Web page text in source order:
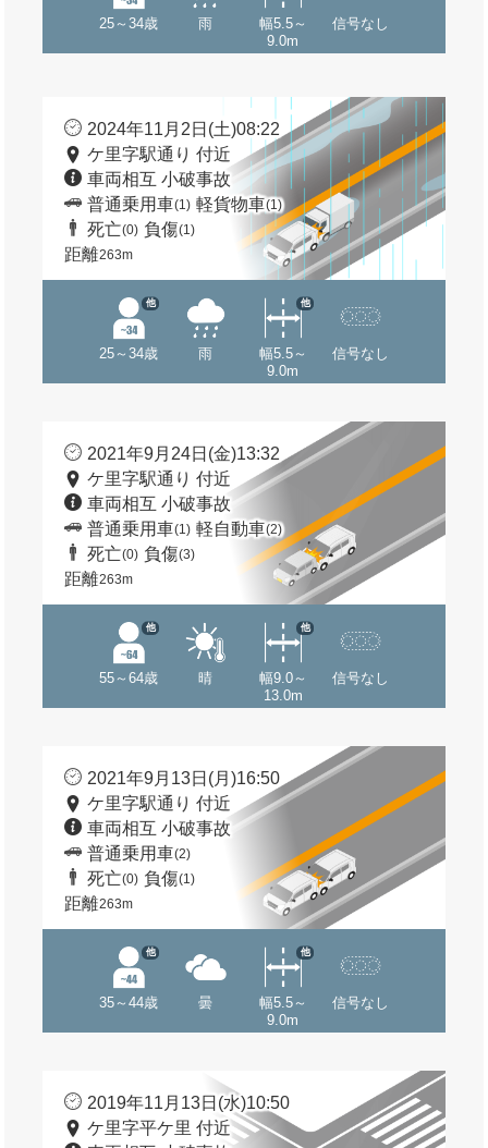
25～34歳 雨
幅5.5～
9.0m
信号なし
2024年11月2日(土)08:22
ケ里字駅通り 付近
車両相互 小破事故
普通乗用車(1) 軽貨物車(1)
死亡(0) 負傷(1)
距離263m
25～34歳
他
雨
幅5.5～
9.0m
他
信号なし
2021年9月24日(金)13:32
ケ里字駅通り 付近
車両相互 小破事故
普通乗用車(1) 軽自動車(2)
死亡(0) 負傷(3)
距離263m
55～64歳
他
晴
幅9.0～
13.0m
他
信号なし
2021年9月13日(月)16:50
ケ里字駅通り 付近
車両相互 小破事故
普通乗用車(2)
死亡(0) 負傷(1)
距離263m
35～44歳
他
曇
幅5.5～
9.0m
他
信号なし
2019年11月13日(水)10:50
ケ里字平ケ里 付近